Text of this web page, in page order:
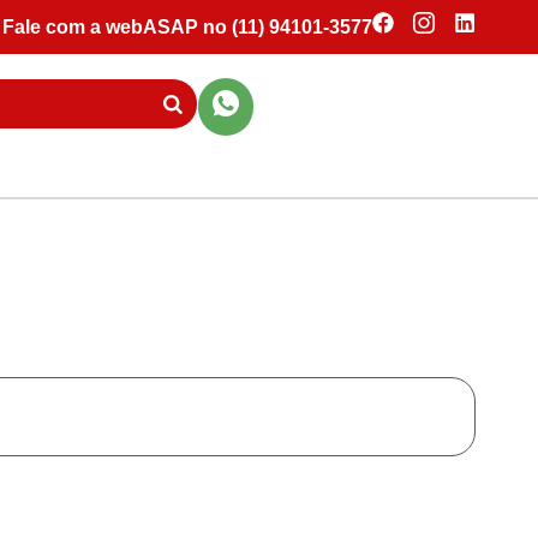
Fale com a webASAP no (11) 94101-3577